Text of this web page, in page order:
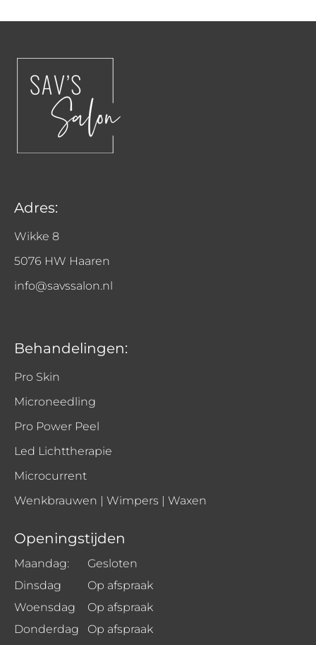
Adres:
Wikke 8
5076 HW Haaren
info@savssalon.nl
Behandelingen:
Pro Skin
Microneedling
Pro Power Peel
Led Lichttherapie
Microcurrent
Wenkbrauwen | Wimpers | Waxen
Openingstijden
Maandag:
Gesloten
Dinsdag
Op afspraak
Woensdag
Op afspraak
Donderdag
Op afspraak